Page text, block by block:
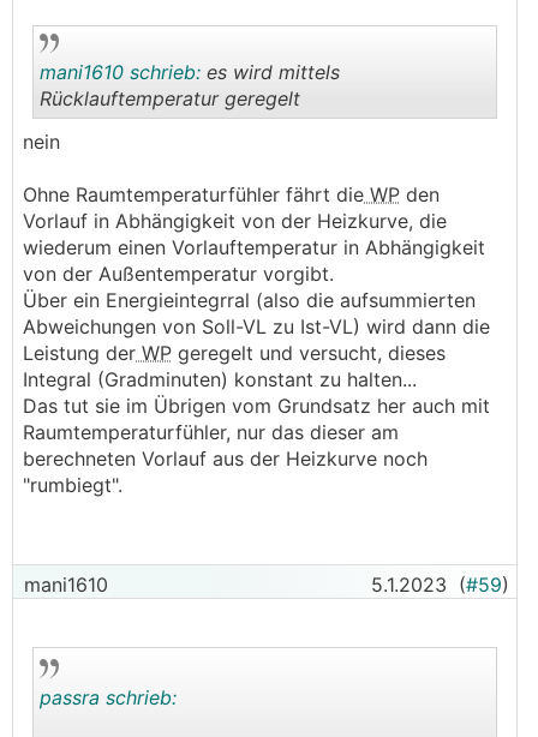
mani1610 schrieb: es wird mittels
Rücklauftemperatur geregelt
nein
Ohne Raumtemperaturfühler fährt die WP den
Vorlauf in Abhängigkeit von der Heizkurve, die
wiederum einen Vorlauftemperatur in Abhängigkeit
von der Außentemperatur vorgibt.
Über ein Energieintegrral (also die aufsummierten
Abweichungen von Soll-VL zu Ist-VL) wird dann die
Leistung der WP geregelt und versucht, dieses
Integral (Gradminuten) konstant zu halten...
Das tut sie im Übrigen vom Grundsatz her auch mit
Raumtemperaturfühler, nur das dieser am
berechneten Vorlauf aus der Heizkurve noch
"rumbiegt".
mani1610 5.1.2023 (#59)
passra schrieb: